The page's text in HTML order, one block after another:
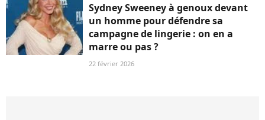
Sydney Sweeney à genoux devant
un homme pour défendre sa
campagne de lingerie : on en a
marre ou pas ?
22 février 2026